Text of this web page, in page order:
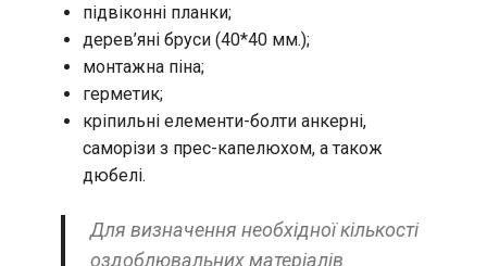
підвіконні планки;
дерев’яні бруси (40*40 мм.);
монтажна піна;
герметик;
кріпильні елементи-болти анкерні,
саморізи з прес-капелюхом, а також
дюбелі.
Для визначення необхідної кількості
оздоблювальних матеріалів